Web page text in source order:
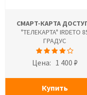
СМАРТ-КАРТА
"ТЕЛЕКАРТА" IRDETO
ГРАДУС
Цена: 1 400 ₽
Купить